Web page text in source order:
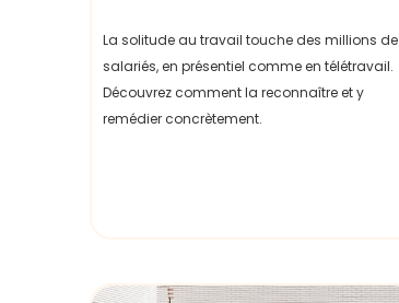
La solitude au travail touche des millions de
salariés, en présentiel comme en télétravail.
Découvrez comment la reconnaître et y
remédier concrètement.